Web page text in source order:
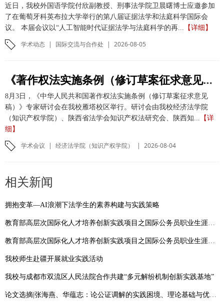
近日，我校外国语学院付欣副教授、刑事法学院卫晨曙博士应邀参加
了在葡萄牙科英布拉大学举行的第八届证据法学和法庭科学国际会
议。 本届会议以“人工智能时代证据法学与法庭科学的再... 【详细】
学术动态 | 国际交流与合作处 | 2026-08-05
《著作权法实施条例（修订草案征求意见稿）》专家研讨会在我校举办
8月3日，《中华人民共和国著作权法实施条例（修订草案征求意见
稿）》专家研讨会在我校雁塔校区举行。研讨会由我校经济法学院
（知识产权学院）、陕西省法学会知识产权法研究会、陕西知... 【详
细】
学术会议 | 经济法学院（知识产权学院） | 2026-08-04
相关新闻
拥抱变革—AI浪潮下法学生的素养构建与实践策略
教育部高层次国际化人才培养创新实践项目之国际公务员职业生涯规划系列讲座—人文社科生也能进国际组织:一条可复制的实习路径
教育部高层次国际化人才培养创新实践项目之国际公务员职业生涯规划系列讲座—从＂导师视角”看国际组织实习:如何拓展自己的国际职业生涯
我校师生赴疆开展就业实践活动
我校与成都市双流区人民法院合作共建“多元解纷机制创新实践基地”
论文选摘|张海燕、华蕴志：论公证调解的实践困境、理论基础与优化路径